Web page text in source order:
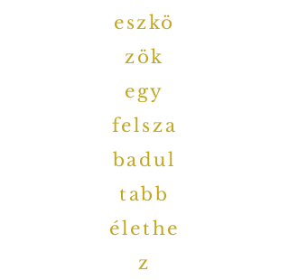
eszkö
zök
egy
felsza
badul
tabb
élethe
z